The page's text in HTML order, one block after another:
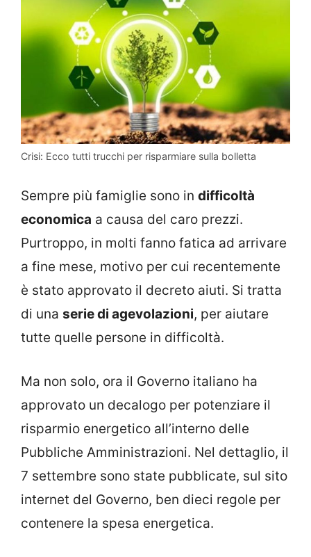
Crisi: Ecco tutti trucchi per risparmiare sulla bolletta
Sempre più famiglie sono in difficoltà
economica a causa del caro prezzi.
Purtroppo, in molti fanno fatica ad arrivare
a fine mese, motivo per cui recentemente
è stato approvato il decreto aiuti. Si tratta
di una serie di agevolazioni, per aiutare
tutte quelle persone in difficoltà.
Ma non solo, ora il Governo italiano ha
approvato un decalogo per potenziare il
risparmio energetico all’interno delle
Pubbliche Amministrazioni. Nel dettaglio, il
7 settembre sono state pubblicate, sul sito
internet del Governo, ben dieci regole per
contenere la spesa energetica.